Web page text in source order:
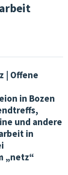
| Offene
in Bozen
und andere
in
„netz“